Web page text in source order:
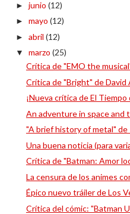
► junio (12)
► mayo (12)
► abril (12)
▼ marzo (25)
Crítica de "EMO the
Crítica de "Bright" de David
¡Nueva crítica de El
An adventure in space and
"A brief history of metal" de
Una buena noticia (para
Crítica de "Batman: Amor
La censura de los animes
Épico nuevo tráiler de Los
Crítica del cómic: "Batman